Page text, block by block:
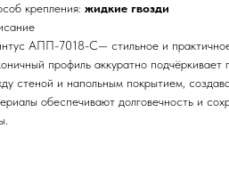
крепления: жидкие гвозди
АПП-7018-С— стильное и
профиль аккуратно
стеной и напольным покрытием,
обеспечивают долговечность и